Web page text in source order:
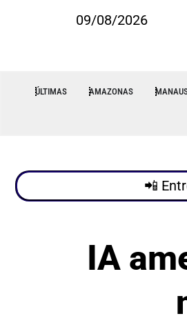
09/08/2026
ÚLTIMAS AMAZONAS
📲
IA